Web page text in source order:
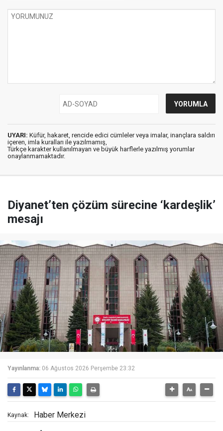
UYARI: Küfür, hakaret, rencide edici cümleler veya imalar, inançlara saldırı
içeren, imla kuralları ile yazılmamış,
Türkçe karakter kullanılmayan ve büyük harflerle yazılmış yorumlar
onaylanmamaktadır.
Diyanet’ten çözüm sürecine ‘kardeşlik’
mesajı
Yayınlanma: 06 Ağustos 2026 Perşembe 23:32
Kaynak: Haber Merkezi